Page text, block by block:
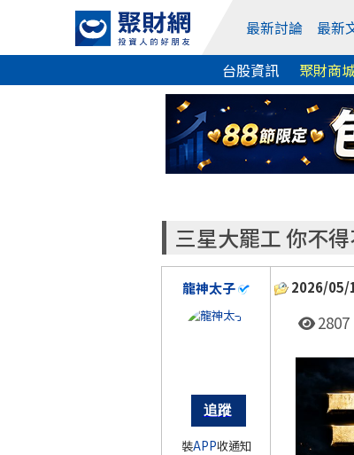
最新討論 最新
台股資訊
聚財商
三星大罷工 你不
龍神太子
裝APP收通知
2026/05/
2807